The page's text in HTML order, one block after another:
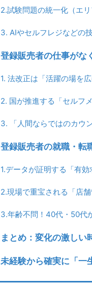
2.試験問題の統一化（エ
3. AIやセルフレジなどの
登録販売者の仕事がな
1. 法改正は「活躍の場を
2. 国が推進する「セルフ
3. 「人間ならではのカウ
登録販売者の就職・転
1.データが証明する「有効
2.現場で重宝される「店
3.年齢不問！40代・50代
まとめ：変化の激しい
未経験から確実に「一